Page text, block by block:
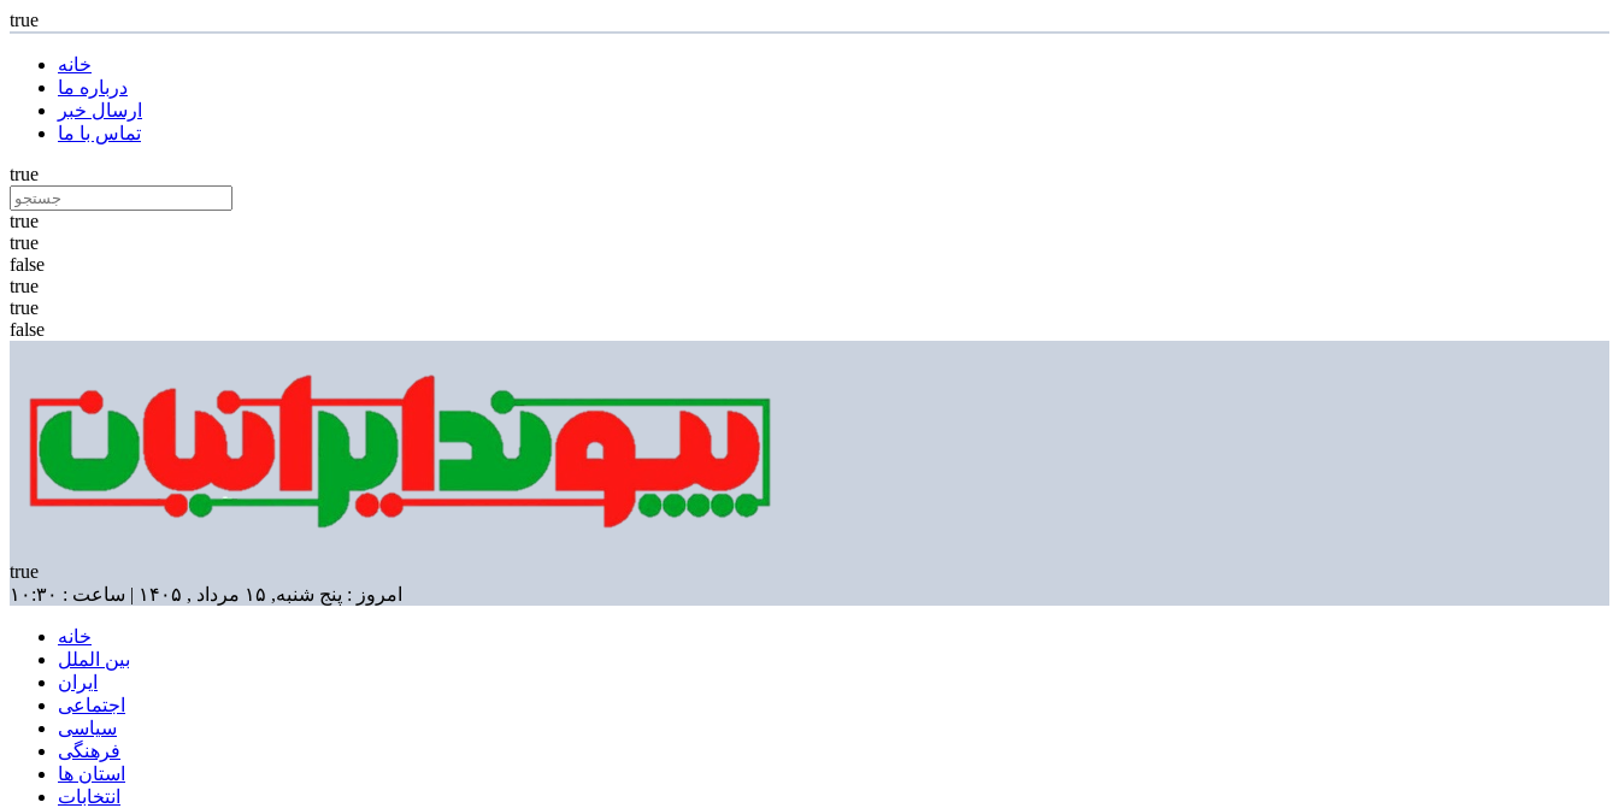
true
خانه
درباره ما
ارسال خبر
تماس با ما
true
true
true
false
true
true
false
true
امروز : پنج شنبه, ۱۵ مرداد , ۱۴۰۵ | ساعت : ۱۰:۳۰
خانه
بین الملل
ایران
اجتماعی
سیاسی
فرهنگی
استان ها
انتخابات